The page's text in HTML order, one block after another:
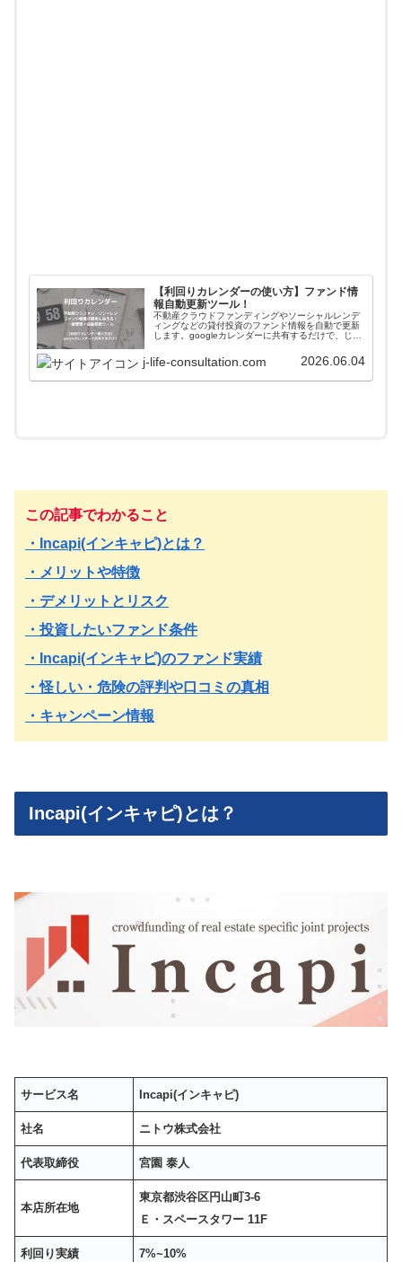
【利回りカレンダーの使い方】ファンド情
報自動更新ツール！
不動産クラウドファンディングやソーシャルレンデ
ィングなどの貸付投資のファンド情報を自動で更新
します。googleカレンダーに共有するだけで、じぇ
自動更新されます。使い方や導入方法を解説してい
ます。
j-life-consultation.com 2026.06.04
この記事でわかること
・Incapi(インキャピ)とは？
・メリットや特徴
・デメリットとリスク
・投資したいファンド条件
・Incapi(インキャピ)のファンド実績
・怪しい・危険の評判や口コミの真相
・キャンペーン情報
Incapi(インキャピ)とは？
サービス名 Incapi(インキャピ)
社名 ニトウ株式会社
代表取締役 宮園 泰人
本店所在地
東京都渋谷区円山町3-6
Ｅ・スペースタワー 11F
利回り実績 7%~10%